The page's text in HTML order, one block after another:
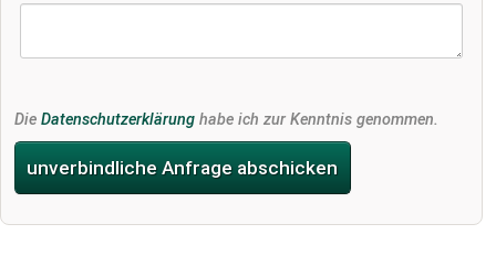
Die Datenschutzerklärung habe ich zur Kenntnis genommen.
unverbindliche Anfrage abschicken